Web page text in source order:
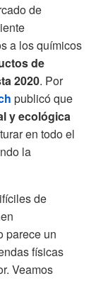
de
a los químicos
de
2020. Por
publicó que
y ecológica
en todo el
la
de
parece un
físicas
Veamos